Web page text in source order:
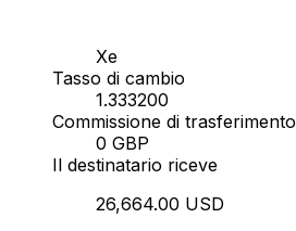
Xe
Tasso di cambio
1.333200
Commissione di trasferimento
0 GBP
Il destinatario riceve
26,664.00 USD